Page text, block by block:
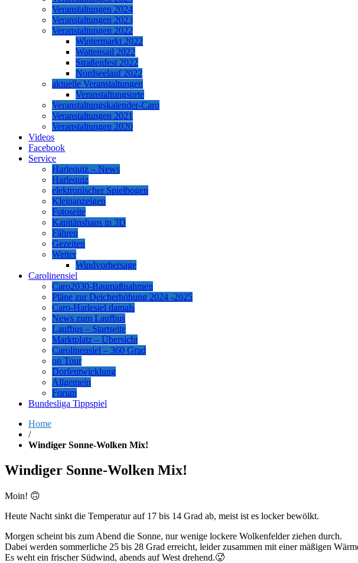
Veranstaltungen 2024
Veranstaltungen 2023
Veranstaltungen 2022
Wintermarkt 2022
Wattensail 2022
Straßenfest 2022
Nordseelauf 2022
aktuelle Veranstaltungen
Veranstaltungsorte
Veranstaltungskalender-Caro
Veranstaltungen 2021
Veranstaltungen 2020
Videos
Facebook
Service
Harlequiz – News
Harlequiz
elektronischer Spielbogen
Kleinanzeigen
Fotoseite
Kapitänshaus in 3D
Fähren
Gezeiten
Wetter
Windvorhersage
Carolinensiel
Caro2030-Baumaßnahmen
Pläne zur Deicherhöhung 2024 -2025
Caro-Harlesiel damals
News zum Laufbus
Laufbus – Startseite
Marktplatz – Übersicht
Carolinensiel – 360 Grad
on Tour
Dorfentwicklung
Allgemein
Forum
Bundesliga Tippspiel
Home
/
Windiger Sonne-Wolken Mix!
Windiger Sonne-Wolken Mix!
Moin! 🙃
Heute Nacht sinkt die Temperatur auf 17 bis 14 Grad ab, meist ist es locker bewölkt.
Morgen scheint bis zum Abend die Sonne, nur wenige lockere Wolkenfelder ziehen durch.
Dabei werden sommerliche 25 bis 28 Grad erreicht, leider zusammen mit einer mäßigen
Es weht ein frischer Südwind, abends auf West drehend.🥵